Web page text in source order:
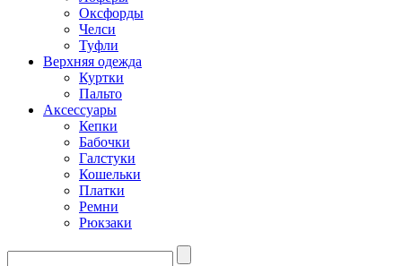
Оксфорды
Челси
Туфли
Верхняя одежда
Куртки
Пальто
Аксессуары
Кепки
Бабочки
Галстуки
Кошельки
Платки
Ремни
Рюкзаки